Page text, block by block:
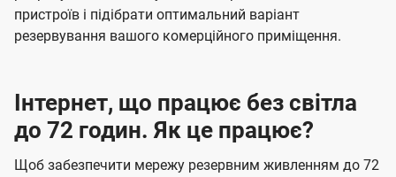
пристроїв і підібрати оптимальний варіант
резервування вашого комерційного приміщення.
Інтернет, що працює без світла
до 72 годин. Як це працює?
Щоб забезпечити мережу резервним живленням до 72